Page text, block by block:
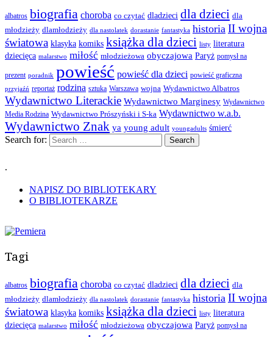
albatros biografia choroba co czytać dladzieci dla dzieci dla
młodzieży dlamłodzieży dla nastolatek dorastanie fantastyka historia II wojna
światowa klasyka komiks książka dla dzieci listy literatura
dziecięca malarstwo miłość młodzieżowa obyczajowa Paryż pomysł na
prezent poradnik powieść powieść dla dzieci powieść graficzna
przyjaźń reportaż rodzina sztuka Warszawa wojna Wydawnictwo Albatros
Wydawnictwo Literackie Wydawnictwo Marginesy Wydawnictwo
Media Rodzina Wydawnictwo Prószyński i S-ka Wydawnictwo w.a.b.
Wydawnictwo Znak ya young adult youngadults śmierć
Search for:
.
NAPISZ DO BIBLIOTEKARY
O BIBLIOTEKARZE
Tagi
albatros biografia choroba co czytać dladzieci dla dzieci dla
młodzieży dlamłodzieży dla nastolatek dorastanie fantastyka historia II wojna
światowa klasyka komiks książka dla dzieci listy literatura
dziecięca malarstwo miłość młodzieżowa obyczajowa Paryż pomysł na